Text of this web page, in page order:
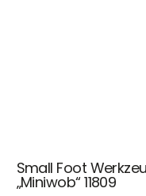
Small Foot
„Miniwob“ 11809